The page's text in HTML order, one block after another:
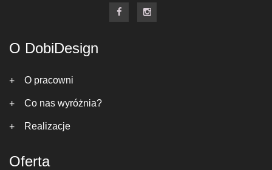
O DobiDesign
O pracowni
Co nas wyróżnia?
Realizacje
Oferta